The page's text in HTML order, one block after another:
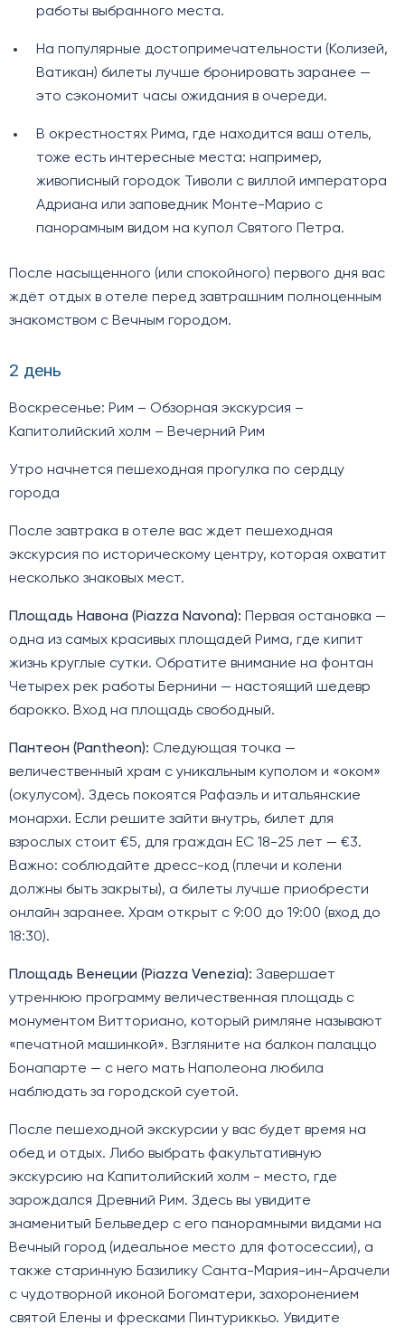
работы выбранного места.
На популярные достопримечательности (Колизей,
Ватикан) билеты лучше бронировать заранее —
это сэкономит часы ожидания в очереди.
В окрестностях Рима, где находится ваш отель,
тоже есть интересные места: например,
живописный городок Тиволи с виллой императора
Адриана или заповедник Монте-Марио с
панорамным видом на купол Святого Петра.
После насыщенного (или спокойного) первого дня вас
ждёт отдых в отеле перед завтрашним полноценным
знакомством с Вечным городом.
2 день
Воскресенье: Рим – Обзорная экскурсия –
Капитолийский холм – Вечерний Рим
Утро начнется пешеходная прогулка по сердцу
города
После завтрака в отеле вас ждет пешеходная
экскурсия по историческому центру, которая охватит
несколько знаковых мест.
Площадь Навона (Piazza Navona): Первая остановка —
одна из самых красивых площадей Рима, где кипит
жизнь круглые сутки. Обратите внимание на фонтан
Четырех рек работы Бернини — настоящий шедевр
барокко. Вход на площадь свободный.
Пантеон (Pantheon): Следующая точка —
величественный храм с уникальным куполом и «оком»
(окулусом). Здесь покоятся Рафаэль и итальянские
монархи. Если решите зайти внутрь, билет для
взрослых стоит €5, для граждан ЕС 18-25 лет — €3.
Важно: соблюдайте дресс-код (плечи и колени
должны быть закрыты), а билеты лучше приобрести
онлайн заранее. Храм открыт с 9:00 до 19:00 (вход до
18:30).
Площадь Венеции (Piazza Venezia): Завершает
утреннюю программу величественная площадь с
монументом Витториано, который римляне называют
«печатной машинкой». Взгляните на балкон палаццо
Бонапарте — с него мать Наполеона любила
наблюдать за городской суетой.
После пешеходной экскурсии у вас будет время на
обед и отдых. Либо выбрать факультативную
экскурсию на Капитолийский холм - место, где
зарождался Древний Рим. Здесь вы увидите
знаменитый Бельведер с его панорамными видами на
Вечный город (идеальное место для фотосессии), а
также старинную Базилику Санта-Мария-ин-Арачели
с чудотворной иконой Богоматери, захоронением
святой Елены и фресками Пинтуриккьо. Увидите